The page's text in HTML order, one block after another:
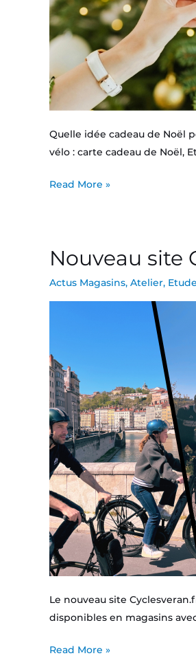
Quelle idée cadeau de Noël
vélo : carte cadeau de Noël,
Read More »
Nouveau site
Actus Magasins, Atelier,
Le nouveau site
disponibles en magasins
Nouveau
CyclesVeran.fr
Read More »